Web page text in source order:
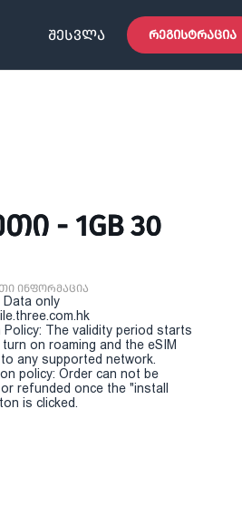
ᲨᲔᲡᲕᲚᲐ ᲠᲔᲒᲘᲡᲢᲠᲐᲪᲘᲐ
- 1GB 30
ინფორმაცია
Data only
Policy: The validity period starts
on roaming and the eSIM
any supported network.
policy: Order can not be
refunded once the "install
is clicked.